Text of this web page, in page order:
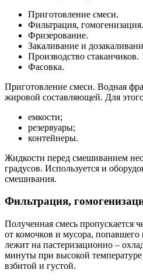
Приготовление смеси.
Фильтрация, гомогенизация.
Фризерование.
Закаливание и
Производство стаканчиков.
Фасовка.
Приготовление смеси. Водная
жировой составляющей. Для
емкости;
резервуары;
контейнеры.
Жидкости перед смешиванием
градусов. Используется и
смешивания.
Фильтрация,
Полученная смесь пропускается
от комочков и мусора, попавшего
лежит на пастеризационно –
минуты при высокой температуре
взбитой и густой.